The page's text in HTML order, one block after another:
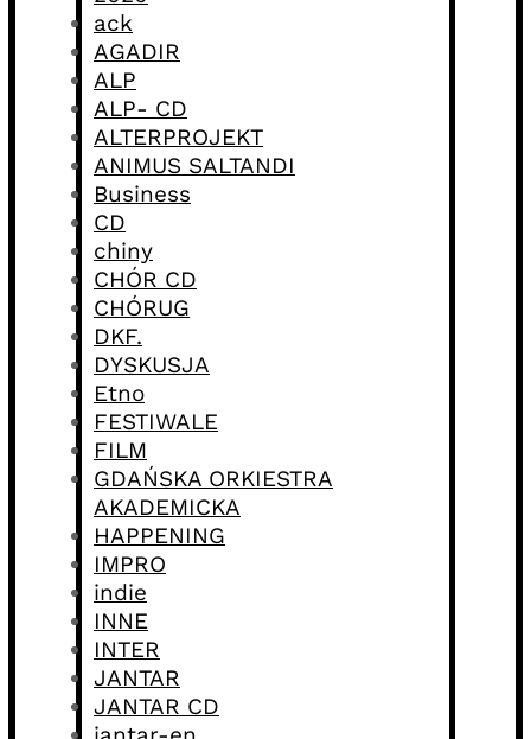
ack
AGADIR
ALP
ALP- CD
ALTERPROJEKT
ANIMUS SALTANDI
Business
CD
chiny
CHÓR CD
CHÓRUG
DKF.
DYSKUSJA
Etno
FESTIWALE
FILM
GDAŃSKA ORKIESTRA
AKADEMICKA
HAPPENING
IMPRO
indie
INNE
INTER
JANTAR
JANTAR CD